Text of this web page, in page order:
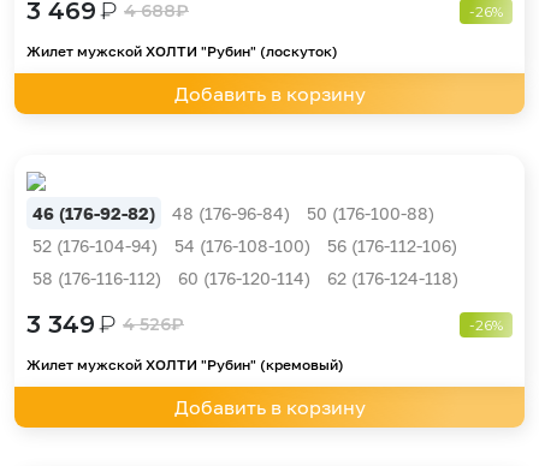
3 469₽ 4 688₽ -26%
Жилет мужской ХОЛТИ "Рубин" (лоскуток)
Добавить в корзину
46 (176-92-82) 48 (176-96-84)
50 (176-100-88)
52 (176-104-94)
54 (176-108-100)
56 (176-112-106)
58 (176-116-112)
60 (176-120-114) 62 (176-124-118)
3 349₽ 4 526₽ -26%
Жилет мужской ХОЛТИ "Рубин" (кремовый)
Добавить в корзину